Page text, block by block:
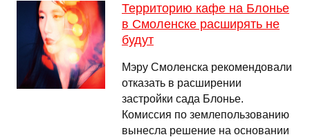
Территорию кафе на Блонье
в Смоленске расширять не
будут
Мэру Смоленска рекомендовали
отказать в расширении
застройки сада Блонье.
Комиссия по землепользованию
вынесла решение на основании